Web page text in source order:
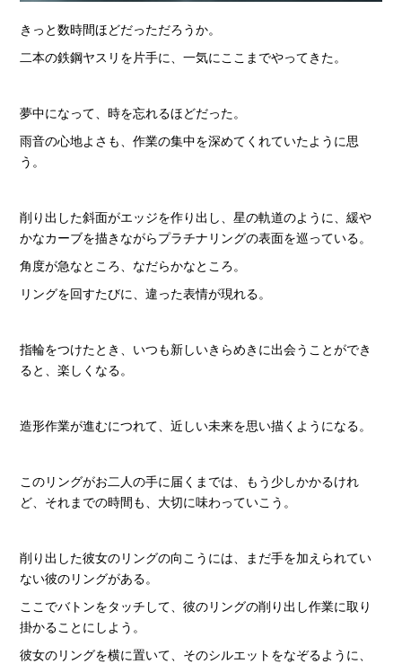
きっと数時間ほどだっただろうか。
二本の鉄鋼ヤスリを片手に、一気にここまでやってきた。
夢中になって、時を忘れるほどだった。
雨音の心地よさも、作業の集中を深めてくれていたように思
う。
削り出した斜面がエッジを作り出し、星の軌道のように、緩や
かなカーブを描きながらプラチナリングの表面を巡っている。
角度が急なところ、なだらかなところ。
リングを回すたびに、違った表情が現れる。
指輪をつけたとき、いつも新しいきらめきに出会うことができ
ると、楽しくなる。
造形作業が進むにつれて、近しい未来を思い描くようになる。
このリングがお二人の手に届くまでは、もう少しかかるけれ
ど、それまでの時間も、大切に味わっていこう。
削り出した彼女のリングの向こうには、まだ手を加えられてい
ない彼のリングがある。
ここでバトンをタッチして、彼のリングの削り出し作業に取り
掛かることにしよう。
彼女のリングを横に置いて、そのシルエットをなぞるように、